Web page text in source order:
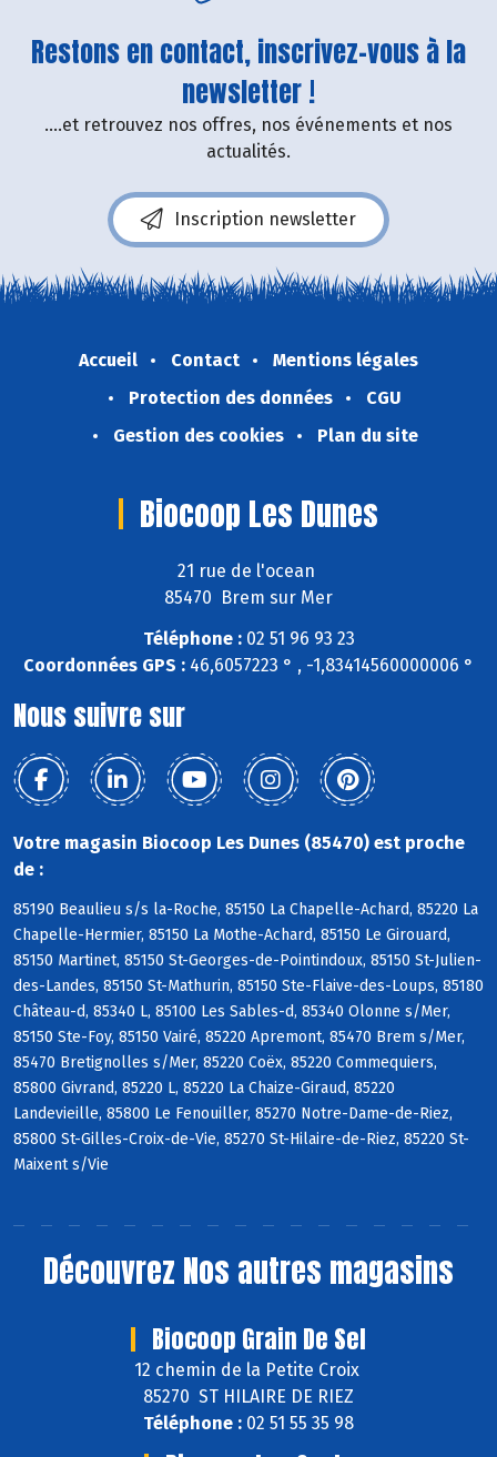
Restons en contact, inscrivez-vous à la
newsletter !
....et retrouvez nos offres, nos événements et nos
actualités.
Inscription newsletter
Accueil Contact
Mentions légales
Protection des données
CGU
Gestion des cookies
Plan du site
Biocoop Les Dunes
21 rue de l'ocean
85470 Brem sur Mer
Téléphone :02 51 96 93 23
Coordonnées GPS : 46,6057223 ° , -1,83414560000006 °
Nous suivre sur
Votre magasin Biocoop Les Dunes (85470) est proche
de :
85190 Beaulieu s/s la-Roche, 85150 La Chapelle-Achard, 85220 La
Chapelle-Hermier, 85150 La Mothe-Achard, 85150 Le Girouard,
85150 Martinet, 85150 St-Georges-de-Pointindoux, 85150 St-Julien-
des-Landes, 85150 St-Mathurin, 85150 Ste-Flaive-des-Loups, 85180
Château-d, 85340 L, 85100 Les Sables-d, 85340 Olonne s/Mer,
85150 Ste-Foy, 85150 Vairé, 85220 Apremont, 85470 Brem s/Mer,
85470 Bretignolles s/Mer, 85220 Coëx, 85220 Commequiers,
85800 Givrand, 85220 L, 85220 La Chaize-Giraud, 85220
Landevieille, 85800 Le Fenouiller, 85270 Notre-Dame-de-Riez,
85800 St-Gilles-Croix-de-Vie, 85270 St-Hilaire-de-Riez, 85220 St-
Maixent s/Vie
Découvrez Nos autres magasins
Biocoop Grain De Sel
12 chemin de la Petite Croix
85270 ST HILAIRE DE RIEZ
Téléphone : 02 51 55 35 98